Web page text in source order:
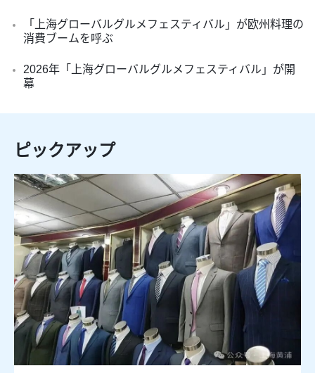
「上海グローバルグルメフェスティバル」が欧州料理の
消費ブームを呼ぶ
2026年「上海グローバルグルメフェスティバル」が開
幕
ピックアップ